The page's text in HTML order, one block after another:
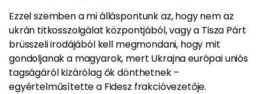
Ezzel szemben a mi álláspontunk az, hogy nem az
ukrán titkosszolgálat központjából, vagy a Tisza Párt
brüsszeli irodájából kell megmondani, hogy mit
gondoljanak a magyarok, mert Ukrajna európai uniós
tagságáról kizárólag ők dönthetnek –
egyértelműsítette a Fidesz frakcióvezetője.